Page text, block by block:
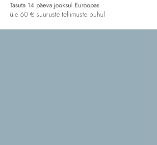
Tasuta 14 päeva jooksul Euroopas
üle 60 € suuruste tellimuste puhul